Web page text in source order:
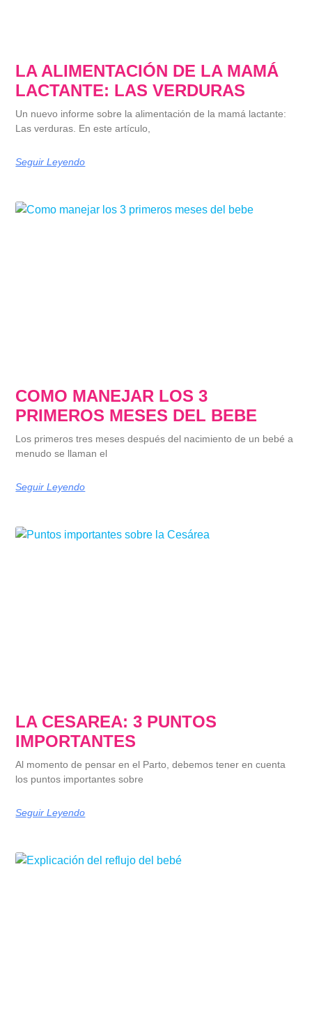
LA ALIMENTACIÓN DE LA MAMÁ
LACTANTE: LAS VERDURAS
Un nuevo informe sobre la alimentación de la mamá lactante:
Las verduras. En este artículo,
Seguir Leyendo
COMO MANEJAR LOS 3
PRIMEROS MESES DEL BEBE
Los primeros tres meses después del nacimiento de un bebé a
menudo se llaman el
Seguir Leyendo
LA CESAREA: 3 PUNTOS
IMPORTANTES
Al momento de pensar en el Parto, debemos tener en cuenta
los puntos importantes sobre
Seguir Leyendo